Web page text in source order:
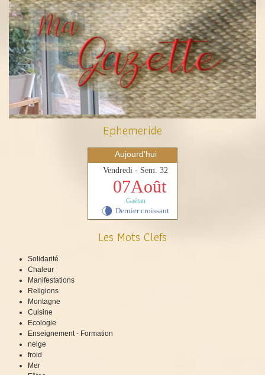
Ephemeride
Aujourd'hui
Vendredi - Sem. 32
07Août
Gaétan
V Dernier croissant
Les Mots Clefs
Solidarité
Chaleur
Manifestations
Religions
Montagne
Cuisine
Ecologie
Enseignement - Formation
neige
froid
Mer